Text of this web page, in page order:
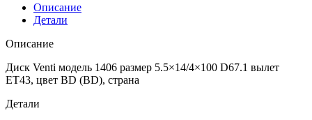
Описание
Детали
Описание
Диск Venti модель 1406 размер 5.5×14/4×100 D67.1 вылет
ET43, цвет BD (BD), страна
Детали